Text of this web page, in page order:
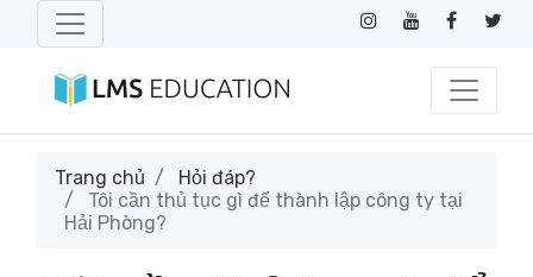
Trang chủ
Hỏi đáp?
Tôi cần thủ tục gì để thành lập công ty tại
Hải Phòng?